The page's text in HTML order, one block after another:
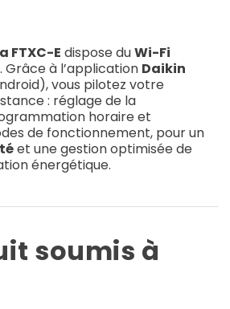
FTXC-E dispose duWi-Fi
. Grâce à l’application Daikin
vous pilotez votre
: réglage de la
horaire et
de fonctionnement, pour un
et une gestion optimisée de
énergétique.
soumis à